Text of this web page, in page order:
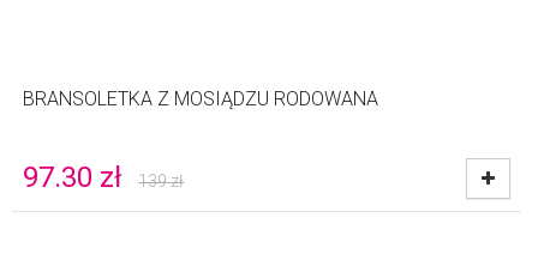
BRANSOLETKA Z MOSIĄDZU RODOWANA
97.30 zł 139zł